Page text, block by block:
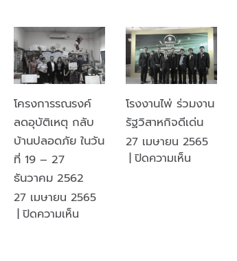
ทดแทน
ถวาย
ราช
สัก
กา
ระ
และ
ลง
นาม
พระพร
สถาปนา
โรงงาน
ไพ่
กรม
สรรพ
สามิต
ครบ
รอบ
81
โครงการรณรงค์
ลดอุบัติเหตุ กลับ
บ้านปลอดภัย ในวัน
ที่ 19 – 27
ธันวาคม 2562
27 เมษายน 2565
| ปิดความเห็นบน
โรงงานไพ่ ร่วมงาน
รัฐวิสาหกิจดีเด่น
27 เมษายน 2565
| ปิดความเห็นบน